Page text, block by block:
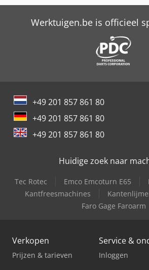
Schaffer 6370 T
Unic Urw-706
Werktuigen.be is officieel
+49 201 857 861 80
+49 201 857 861 80
+49 201 857 861 80
Huidige zoek naar
Tec Rotec Emco Emcoturn E65
Kantfreesmachines
Faro Gage Faroarm
Verkopen
Prijzen & tarieven
Service &
Inloggen